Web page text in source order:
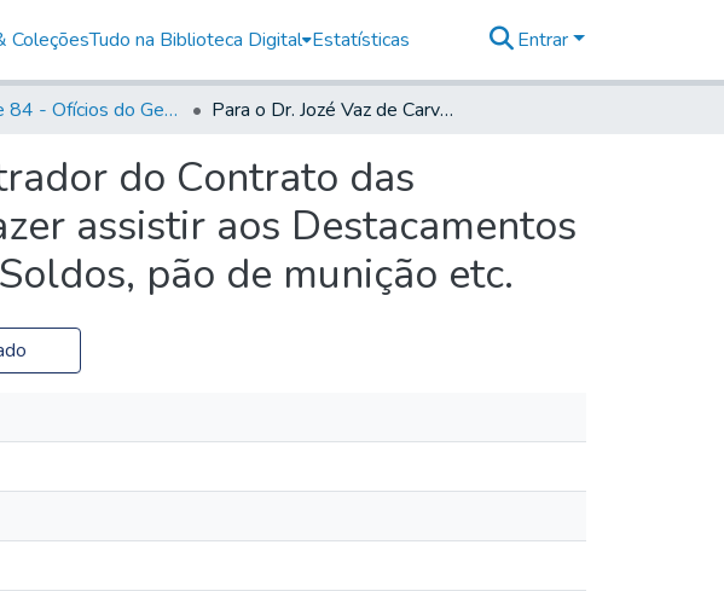
ColeçõesTudo na Biblioteca Digital Estatísticas Entrar
Volume 84 - Ofícios do General Martins Lopes de Saldanha (Governador da Capitania): 1782- 1786 Para o Dr. Jozé Vaz de Carvalho, Administrador do Contrato das entradas para as minas desta Capitania fazer assistir aos Destacamentos dos Regimentos de Apiahi, e Iguape com Soldos, pão de munição etc.
do Contrato das
assistir aos Destacamentos
pão de munição etc.